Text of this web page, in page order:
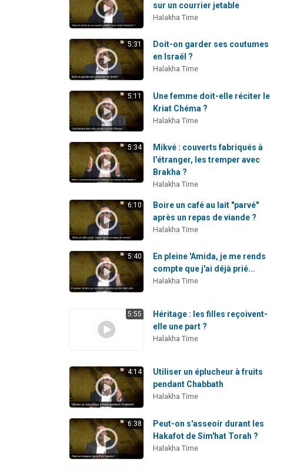
sur un courrier jetable
Halakha Time
5:31
Doit-on garder ses coutumes
en Israël ?
Halakha Time
5:11
Une femme doit-elle réciter le
Kriat Chéma ?
Halakha Time
5:34
Mikvé : couverts fabriqués à
l'étranger, les tremper avec
Brakha ?
Halakha Time
6:10
Boire un café au lait "parvé"
après un repas de viande ?
Halakha Time
5:40
En pleine 'Amida, je me rends
compte que j'ai déjà prié...
Halakha Time
5:55
Héritage : les filles reçoivent-
elle une part ?
Halakha Time
4:14
Utiliser un éplucheur à fruits
pendant Chabbath
Halakha Time
6:38
Peut-on s'asseoir durant les
Hakafot de Sim'hat Torah ?
Halakha Time